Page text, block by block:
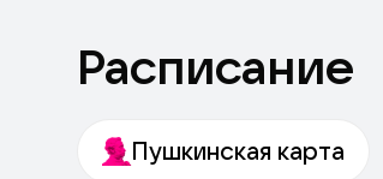
Расписание
Пушкинская карта